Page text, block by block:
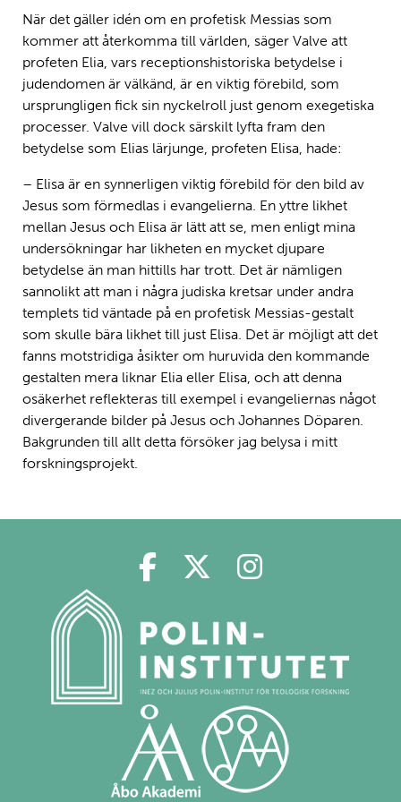
När det gäller idén om en profetisk Messias som
kommer att återkomma till världen, säger Valve att
profeten Elia, vars receptionshistoriska betydelse i
judendomen är välkänd, är en viktig förebild, som
ursprungligen fick sin nyckelroll just genom exegetiska
processer. Valve vill dock särskilt lyfta fram den
betydelse som Elias lärjunge, profeten Elisa, hade:
– Elisa är en synnerligen viktig förebild för den bild av
Jesus som förmedlas i evangelierna. En yttre likhet
mellan Jesus och Elisa är lätt att se, men enligt mina
undersökningar har likheten en mycket djupare
betydelse än man hittills har trott. Det är nämligen
sannolikt att man i några judiska kretsar under andra
templets tid väntade på en profetisk Messias-gestalt
som skulle bära likhet till just Elisa. Det är möjligt att det
fanns motstridiga åsikter om huruvida den kommande
gestalten mera liknar Elia eller Elisa, och att denna
osäkerhet reflekteras till exempel i evangeliernas något
divergerande bilder på Jesus och Johannes Döparen.
Bakgrunden till allt detta försöker jag belysa i mitt
forskningsprojekt.